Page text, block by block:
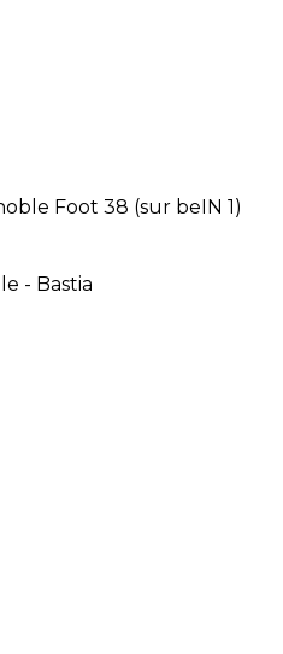
Foot 38 (sur beIN 1)
- Bastia